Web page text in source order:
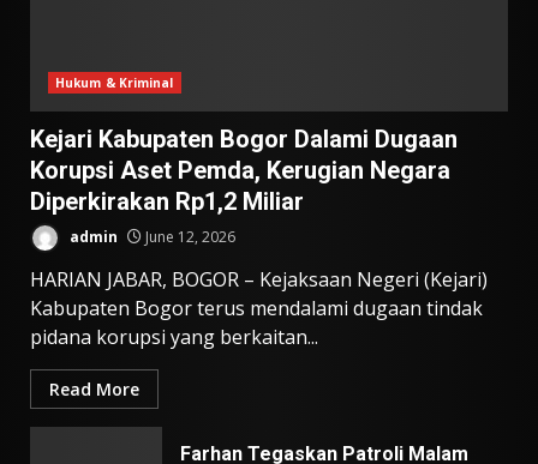
Hukum & Kriminal
Kejari Kabupaten Bogor Dalami Dugaan
Korupsi Aset Pemda, Kerugian Negara
Diperkirakan Rp1,2 Miliar
admin June 12, 2026
HARIAN JABAR, BOGOR – Kejaksaan Negeri (Kejari)
Kabupaten Bogor terus mendalami dugaan tindak
pidana korupsi yang berkaitan...
Read More
Farhan Tegaskan Patroli Malam